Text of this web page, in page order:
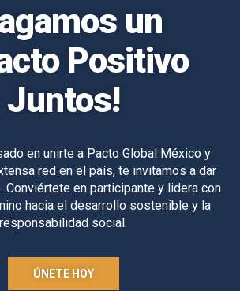
un
Positivo
Juntos!
en unirte a Pacto Global México y
red en el país, te invitamos a dar
Conviértete en participante y lidera con
hacia el desarrollo sostenible y la
responsabilidad social.
ÚNETE HOY